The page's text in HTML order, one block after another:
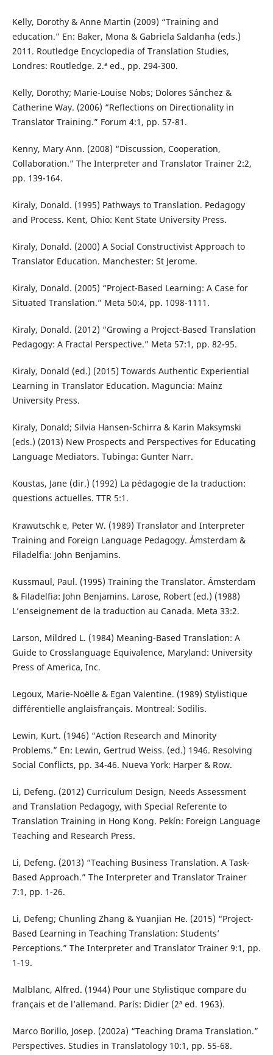
Kelly, Dorothy & Anne Martin (2009) “Training and
education.” En: Baker, Mona & Gabriela Saldanha (eds.)
2011. Routledge Encyclopedia of Translation Studies,
Londres: Routledge. 2.ª ed., pp. 294-300.
Kelly, Dorothy; Marie-Louise Nobs; Dolores Sánchez &
Catherine Way. (2006) “Reflections on Directionality in
Translator Training.” Forum 4:1, pp. 57-81.
Kenny, Mary Ann. (2008) “Discussion, Cooperation,
Collaboration.” The Interpreter and Translator Trainer 2:2,
pp. 139-164.
Kiraly, Donald. (1995) Pathways to Translation. Pedagogy
and Process. Kent, Ohio: Kent State University Press.
Kiraly, Donald. (2000) A Social Constructivist Approach to
Translator Education. Manchester: St Jerome.
Kiraly, Donald. (2005) “Project-Based Learning: A Case for
Situated Translation.” Meta 50:4, pp. 1098-1111.
Kiraly, Donald. (2012) “Growing a Project-Based Translation
Pedagogy: A Fractal Perspective.” Meta 57:1, pp. 82-95.
Kiraly, Donald (ed.) (2015) Towards Authentic Experiential
Learning in Translator Education. Maguncia: Mainz
University Press.
Kiraly, Donald; Silvia Hansen-Schirra & Karin Maksymski
(eds.) (2013) New Prospects and Perspectives for Educating
Language Mediators. Tubinga: Gunter Narr.
Koustas, Jane (dir.) (1992) La pédagogie de la traduction:
questions actuelles. TTR 5:1.
Krawutschk e, Peter W. (1989) Translator and Interpreter
Training and Foreign Language Pedagogy. Ámsterdam &
Filadelfia: John Benjamins.
Kussmaul, Paul. (1995) Training the Translator. Ámsterdam
& Filadelfia: John Benjamins. Larose, Robert (ed.) (1988)
L’enseignement de la traduction au Canada. Meta 33:2.
Larson, Mildred L. (1984) Meaning-Based Translation: A
Guide to Crosslanguage Equivalence, Maryland: University
Press of America, Inc.
Legoux, Marie-Noëlle & Egan Valentine. (1989) Stylistique
différentielle anglaisfrançais. Montreal: Sodilis.
Lewin, Kurt. (1946) “Action Research and Minority
Problems.” En: Lewin, Gertrud Weiss. (ed.) 1946. Resolving
Social Conflicts, pp. 34-46. Nueva York: Harper & Row.
Li, Defeng. (2012) Curriculum Design, Needs Assessment
and Translation Pedagogy, with Special Referente to
Translation Training in Hong Kong. Pekín: Foreign Language
Teaching and Research Press.
Li, Defeng. (2013) “Teaching Business Translation. A Task-
Based Approach.” The Interpreter and Translator Trainer
7:1, pp. 1-26.
Li, Defeng; Chunling Zhang & Yuanjian He. (2015) “Project-
Based ¨Learning in Teaching Translation: Students’
Perceptions.” The Interpreter and Translator Trainer 9:1, pp.
1-19.
Malblanc, Alfred. (1944) Pour une Stylistique compare du
français et de l’allemand. París: Didier (2ª ed. 1963).
Marco Borillo, Josep. (2002a) “Teaching Drama Translation.”
Perspectives. Studies in Translatology 10:1, pp. 55-68.